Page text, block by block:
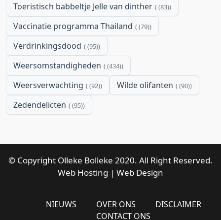
Toeristisch babbeltje Jelle van dinther (83)
Vaccinatie programma Thailand (79)
Verdrinkingsdood (95)
Weersomstandigheden (434)
Weersverwachting (92) Wilde olifanten (90)
Zedendelicten (95)
© Copyright Olleke Bolleke 2020. All Right Reserved.
Web Hosting | Web Design
NIEUWS OVER ONS
DISCLAIMER
CONTACT ONS